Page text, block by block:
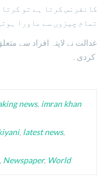
کانفرنس کرتا ہے تو
تمام چیزوں سے ماورا
news, imran khan
, latest news,
, Newspaper, World